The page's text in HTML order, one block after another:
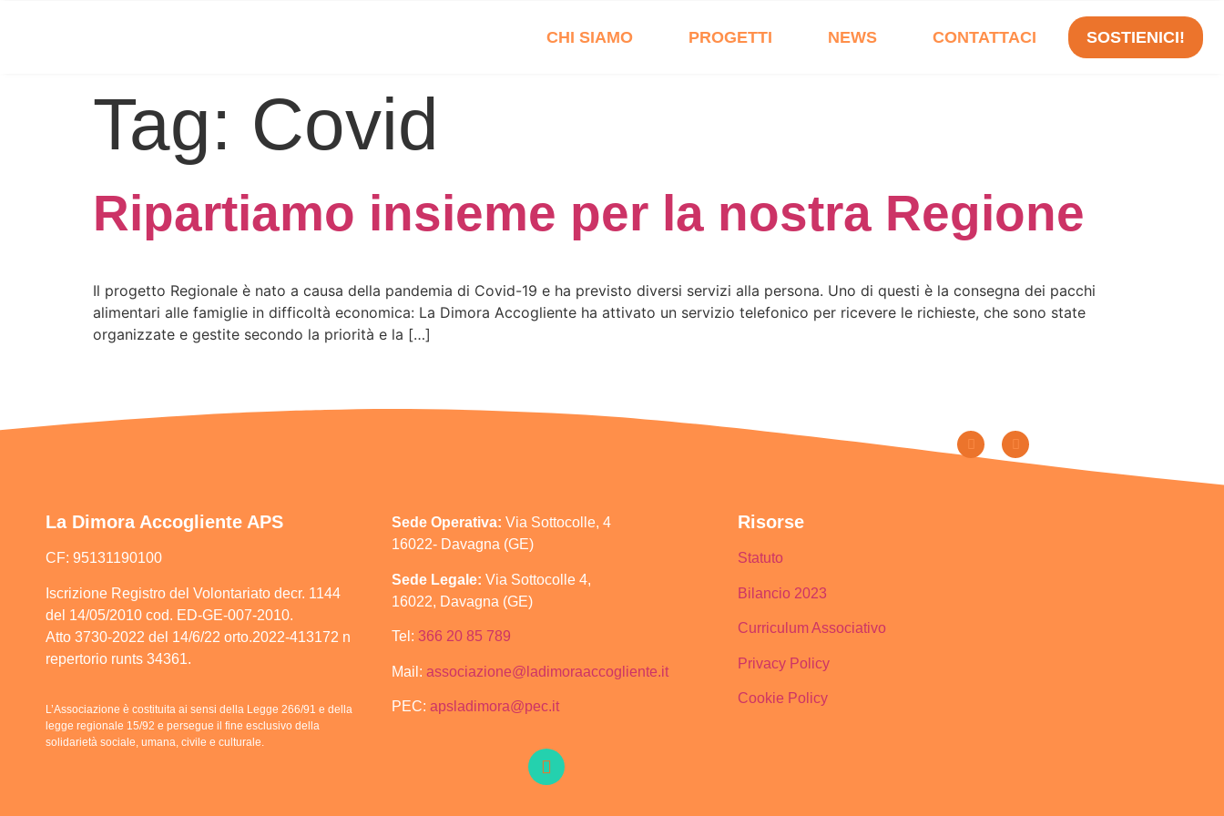
CHI SIAMO PROGETTI NEWS CONTATTACI SOSTIENICI!
Tag: Covid
Ripartiamo insieme per la nostra Regione
Il progetto Regionale è nato a causa della pandemia di Covid-19 e ha previsto diversi servizi alla persona. Uno di questi è la consegna dei pacchi
alimentari alle famiglie in difficoltà economica: La Dimora Accogliente ha attivato un servizio telefonico per ricevere le richieste, che sono state
organizzate e gestite secondo la priorità e la […]
La Dimora Accogliente APS
CF: 95131190100
Iscrizione Registro del Volontariato decr. 1144
del 14/05/2010 cod. ED-GE-007-2010.
Atto 3730-2022 del 14/6/22 orto.2022-413172 n
repertorio runts 34361.
L’Associazione è costituita ai sensi della Legge 266/91 e della
legge regionale 15/92 e persegue il fine esclusivo della
solidarietà sociale, umana, civile e culturale.
Sede Operativa: Via Sottocolle, 4
16022- Davagna (GE)
Sede Legale: Via Sottocolle 4,
16022, Davagna (GE)
Tel: 366 20 85 789
Mail: associazione@ladimoraaccogliente.it
PEC: apsladimora@pec.it
Risorse
Statuto
Bilancio 2023
Curriculum Associativo
Privacy Policy
Cookie Policy